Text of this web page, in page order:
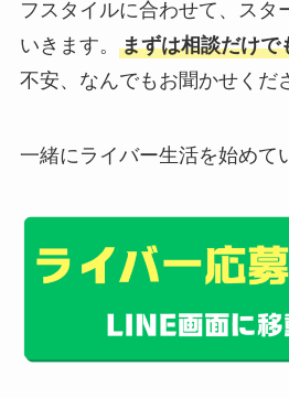
フスタイルに合わせて、スタ
いきます。 まずは相談だけで
不安、なんでもお聞かせくだ
一緒にライバー生活を始めて